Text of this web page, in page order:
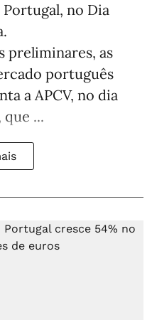
no Dia
preliminares, as
português
a APCV, no dia
...